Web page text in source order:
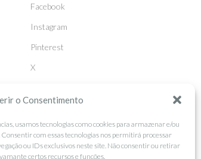
o Consentimento
usamos tecnologias como cookies para armazenar e/ou
com essas tecnologias nos permitirá processar
ou IDs exclusivos neste site. Não consentir ou retirar
certos recursos e funções.
Facebook
Instagram
Pinterest
X